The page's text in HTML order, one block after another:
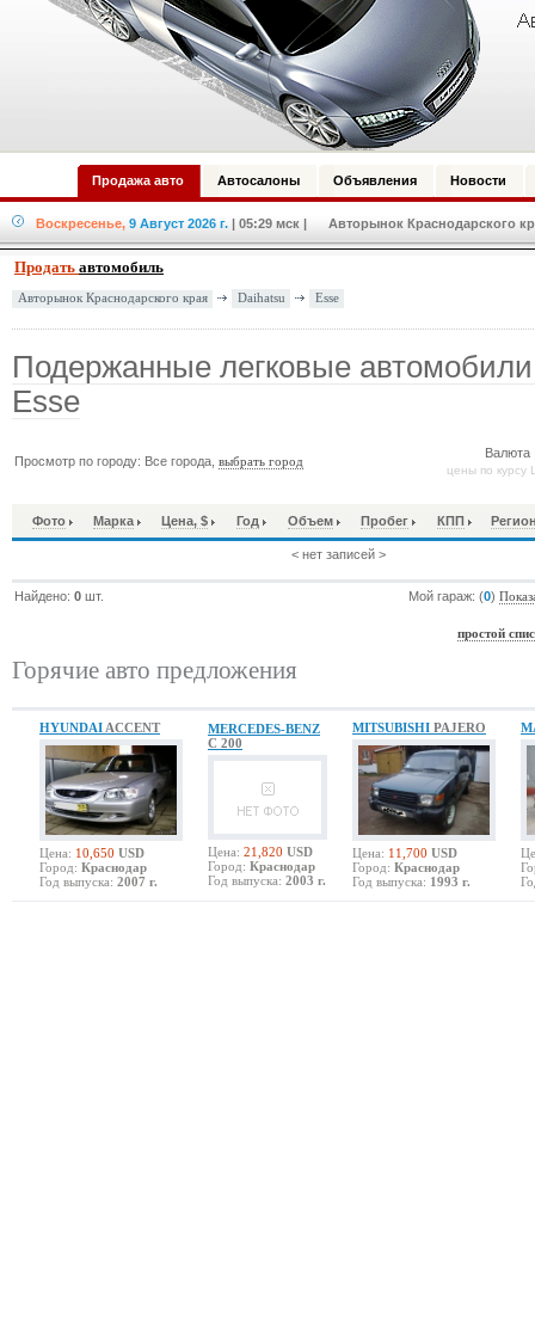
Продажа авто Автосалоны Объявления Новости
Воскресенье, 9 Август 2026 г. | 05:29 мск | Авторынок Краснодарского
Продать автомобиль
Авторынок Краснодарского края Daihatsu Esse
Подержанные легковые
Esse
Просмотр по городу: Все города,выбрать город
цены по
Фото Марка Цена, $ Год Объем Пробег КПП
< нет записей >
Найдено:0 шт. Мой гараж: (0)
простой
Горячие авто предложения
HYUNDAI ACCENT
Цена: 10,650 USD
Город: Краснодар
Год выпуска: 2007 г.
MERCEDES-BENZ
C 200
Цена: 21,820 USD
Город: Краснодар
Год выпуска: 2003 г.
MITSUBISHI PAJERO
Цена: 11,700 USD
Город: Краснодар
Год выпуска: 1993 г.